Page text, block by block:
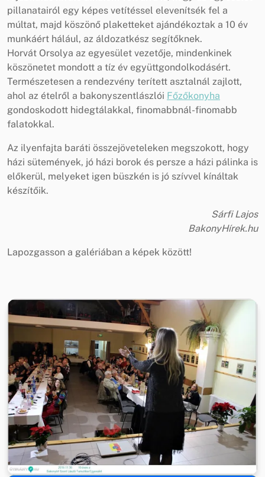
pillanatairól egy képes vetítéssel elevenítsék fel a
múltat, majd köszönő plaketteket ajándékoztak a 10 év
munkáért hálául, az áldozatkész segítőknek.
Horvát Orsolya az egyesület vezetője, mindenkinek
köszönetet mondott a tíz év együttgondolkodásért.
Természetesen a rendezvény terített asztalnál zajlott,
ahol az ételről a bakonyszentlászlói Főzőkonyha
gondoskodott hidegtálakkal, finomabbnál-finomabb
falatokkal.
Az ilyenfajta baráti összejöveteleken megszokott, hogy
házi sütemények, jó házi borok és persze a házi pálinka is
előkerül, melyeket igen büszkén is jó szívvel kínáltak
készítőik.
Sárfi Lajos
BakonyHírek.hu
Lapozgasson a galériában a képek között!